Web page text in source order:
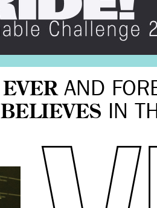
EVERAND
BELIEVES IN